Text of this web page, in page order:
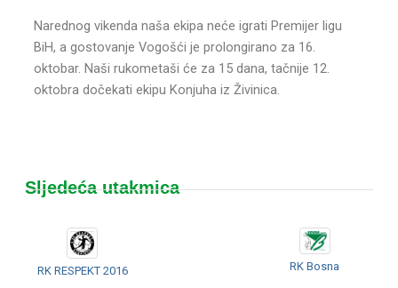
Narednog vikenda naša ekipa neće igrati Premijer ligu
BiH, a gostovanje Vogošći je prolongirano za 16.
oktobar. Naši rukometaši će za 15 dana, tačnije 12.
oktobra dočekati ekipu Konjuha iz Živinica.
Sljedeća utakmica
RK RESPEKT 2016 RK Bosna